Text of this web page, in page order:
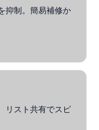
抑制。簡易補修か
リスト共有でスピ